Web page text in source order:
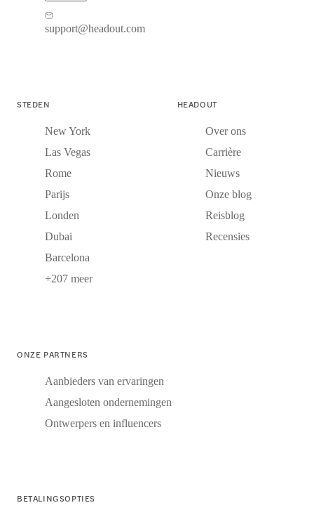
support@headout.com
STEDEN
New York
Las Vegas
Rome
Parijs
Londen
Dubai
Barcelona
+207 meer
HEADOUT
Over ons
Carrière
Nieuws
Onze blog
Reisblog
Recensies
ONZE PARTNERS
Aanbieders van ervaringen
Aangesloten ondernemingen
Ontwerpers en influencers
BETALINGSOPTIES